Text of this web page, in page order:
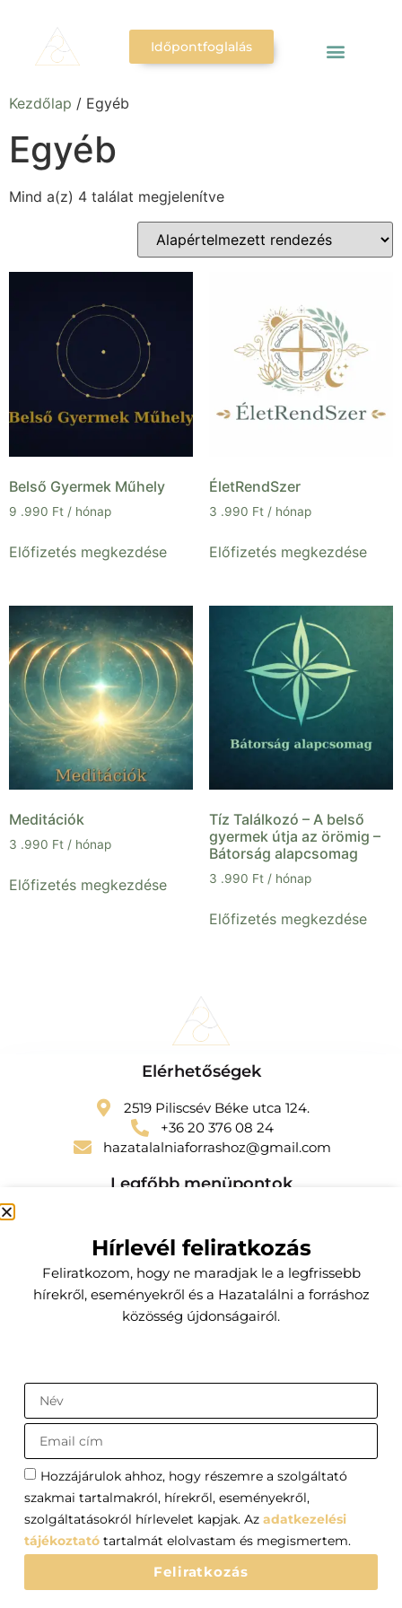
Időpontfoglalás
Kezdőlap / Egyéb
Egyéb
Mind a(z) 4 találat megjelenítve
Belső Gyermek Műhely
9 .990 Ft / hónap
Előfizetés megkezdése
ÉletRendSzer
3 .990 Ft / hónap
Előfizetés megkezdése
Meditációk
3 .990 Ft / hónap
Előfizetés megkezdése
Tíz Találkozó – A belső
gyermek útja az örömig –
Bátorság alapcsomag
3 .990 Ft / hónap
Előfizetés megkezdése
Elérhetőségek
2519 Piliscsév Béke utca 124.
+36 20 376 08 24
hazatalalniaforrashoz@gmail.com
Legfőbb menüpontok
Kapcsolat
Előfizetői csomagok
Küldetésem
Adatvédelmi tájékoztatóÁltalános Szerződési Feltételek
Impresszum
keresztül valósulnak meg. A bankkártya, illetve egyéb fizetéssel
kapcsolatos adatok a kereskedőhöz nem jutnak el. A szolgáltatást
nyújtó Barion Payment Zrt. a Magyar Nemzeti Bank felügyelete alatt
Hírlevél feliratkozás
Feliratkozom, hogy ne maradjak le a legfrissebb
hírekről, eseményekről és a Hazatalálni a forráshoz
közösség újdonságairól.
Hozzájárulok ahhoz, hogy részemre a szolgáltató
szakmai tartalmakról, hírekről, eseményekről,
szolgáltatásokról hírlevelet kapjak. Az adatkezelési
tájékoztatótartalmát elolvastam és megismertem.
Feliratkozás